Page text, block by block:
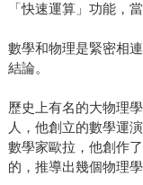
「快速運算」功能，
數學和物理是緊密相
結論。
歷史上有名的大物理
人，他創立的數學運
數學家歐拉，他創作
的，推導出幾個物理